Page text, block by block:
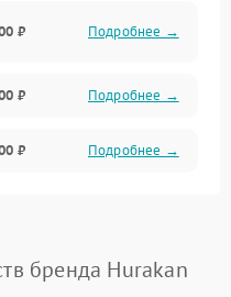
₽ Подробнее →
₽ Подробнее →
₽ Подробнее →
бренда Hurakan